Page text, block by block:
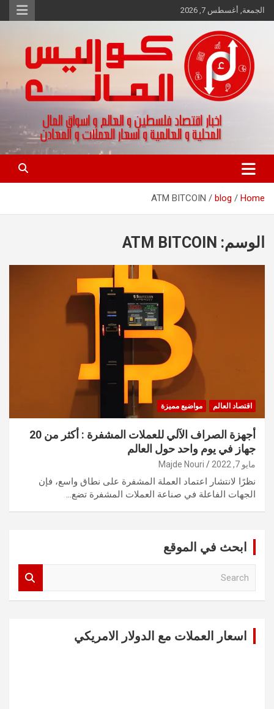
Skip
to
الجمعة, أغسطس 7, 2026
كواليس المال
اخبار اقتصاد فلسطين و العالم و تقارير اسواق المال و العملات
Home
blog
ATM BITCOIN
الوسم: ATM BITCOIN
اقتصاد العالم مواضيع مميزة
أجهزة الصراف الآلي للعملات المشفرة : أكثر من 20
جهاز في يوم واحد حول العالم
مايو 7, 2022 Majde Nouri
نظرًا لانتشار اعتماد العملة المشفرة على نطاق واسع، فإن
الجهات الفاعلة في صناعة العملات المشفرة تضع…
ابحث في الموقع
اسعار العملات مع الدولار الامريكي